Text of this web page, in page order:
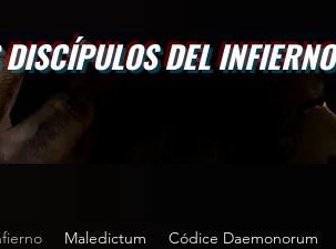
DEL INFIERNO
Maledictum Códice Daemonorum